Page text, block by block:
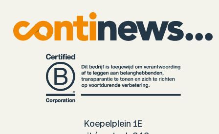
Koepelplein 1E